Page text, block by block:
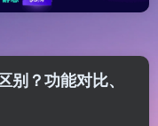
？功能对比、